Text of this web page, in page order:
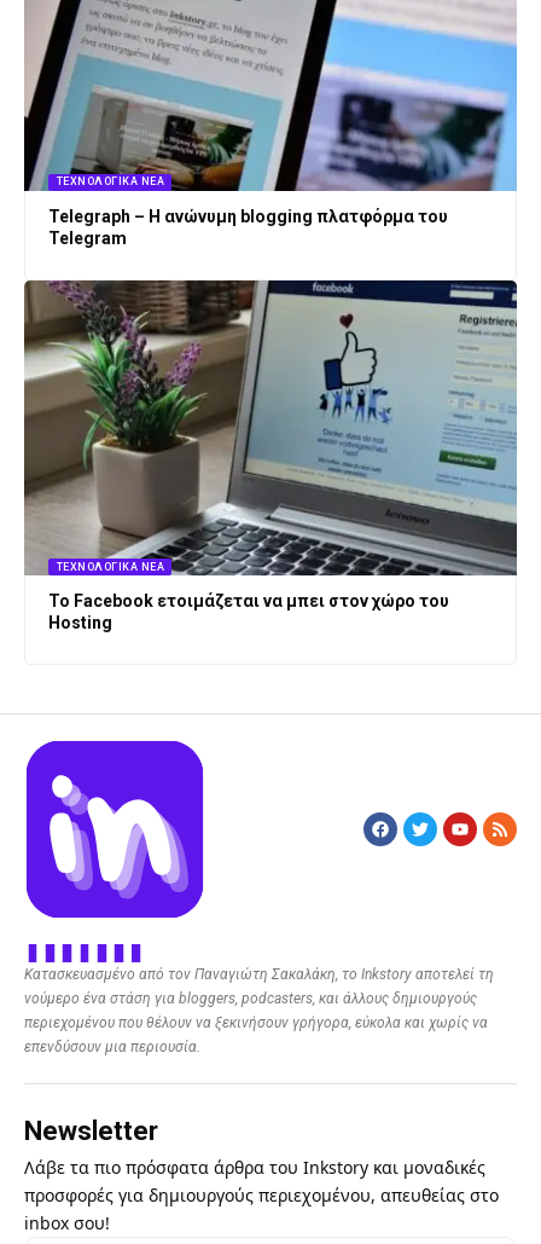
ΤΕΧΝΟΛΟΓΙΚΆ ΝΈΑ
Telegraph – Η ανώνυμη blogging πλατφόρμα του
Telegram
ΤΕΧΝΟΛΟΓΙΚΆ ΝΈΑ
Το Facebook ετοιμάζεται να μπει στον χώρο του
Hosting
Κατασκευασμένο από τον Παναγιώτη Σακαλάκη, το Inkstory αποτελεί τη
νούμερο ένα στάση για bloggers, podcasters, και άλλους δημιουργούς
περιεχομένου που θέλουν να ξεκινήσουν γρήγορα, εύκολα και χωρίς να
επενδύσουν μια περιουσία.
Newsletter
Λάβε τα πιο πρόσφατα άρθρα του Inkstory και μοναδικές
προσφορές για δημιουργούς περιεχομένου, απευθείας στο
inbox σου!